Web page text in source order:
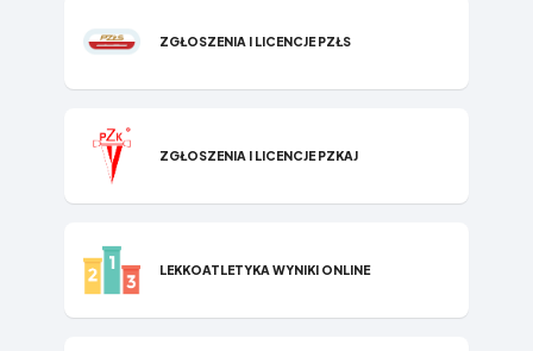
ZGŁOSZENIA I LICENCJE PZŁS
ZGŁOSZENIA I LICENCJE PZKAJ
LEKKOATLETYKA WYNIKI ONLINE